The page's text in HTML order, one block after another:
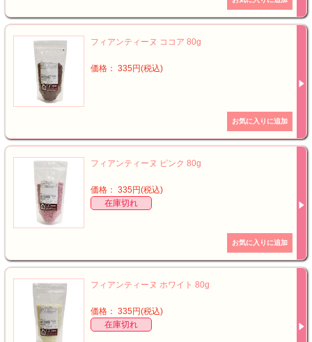
フィアンティーヌ ココア 80g
価格： 335円(税込)
フィアンティーヌ ピンク 80g
価格： 335円(税込)
在庫切れ
フィアンティーヌ ホワイト 80g
価格： 335円(税込)
在庫切れ